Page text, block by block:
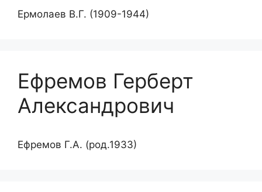
Ермолаев В.Г. (1909-1944)
Ефремов Герберт
Александрович
Ефремов Г.А. (род.1933)